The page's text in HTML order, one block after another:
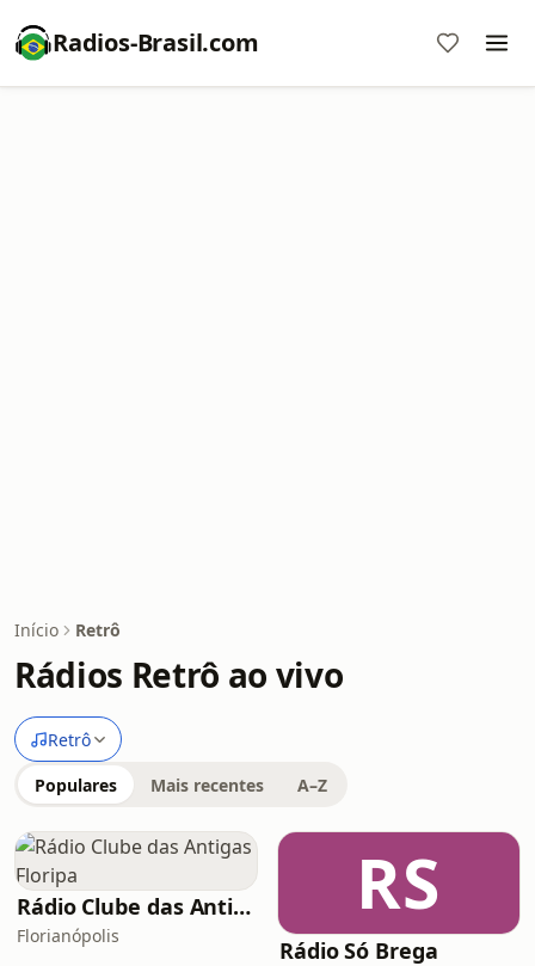
Radios-Brasil.com
Início Retrô
Rádios Retrô ao vivo
Retrô
Populares Mais recentes A–Z
Rádio Clube das Antigas Floripa
Florianópolis
RS
Rádio Só Brega